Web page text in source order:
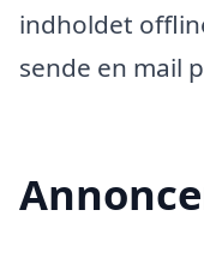
indholdet
sende en mail